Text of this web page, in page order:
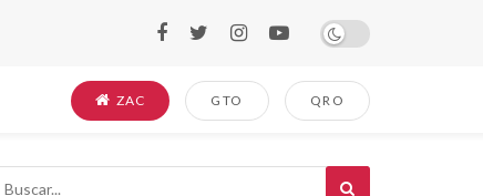
ZAC GTO QRO